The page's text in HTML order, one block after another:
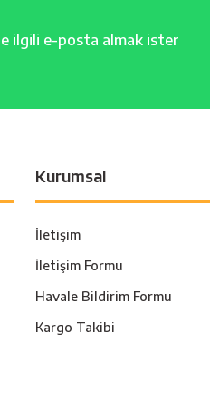
ilgili e-posta almak ister
Kurumsal
İletişim
İletişim Formu
Havale Bildirim Formu
Kargo Takibi